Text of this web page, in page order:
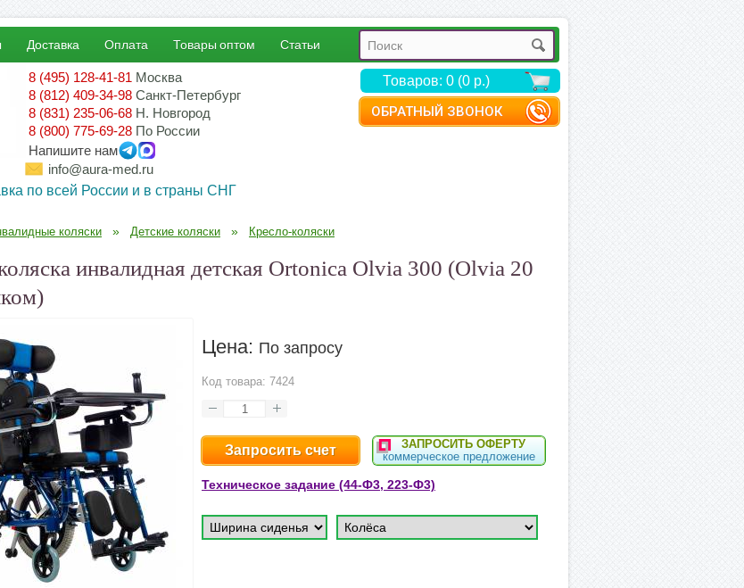
ОБРАТНЫЙ ЗВОНОК
Доставка Оплата Товары оптом Статьи
8 (495) 128-41-81 Москва
8 (812) 409-34-98 Санкт-Петербург
8 (831) 235-06-68 Н. Новгород
8 (800) 775-69-28 По России
Напишите нам
info@aura-med.ru
по всей России и в страны СНГ
Товаров: 0 (0 р.)
коляски » Детские коляски » Кресло-коляски
инвалидная детская Ortonica Olvia 300 (Olvia 20
Цена: По запросу
Код товара: 7424
Запросить счет
ЗАПРОСИТЬ ОФЕРТУ
коммерческое предложение
Техническое задание (44-Ф3, 223-Ф3)